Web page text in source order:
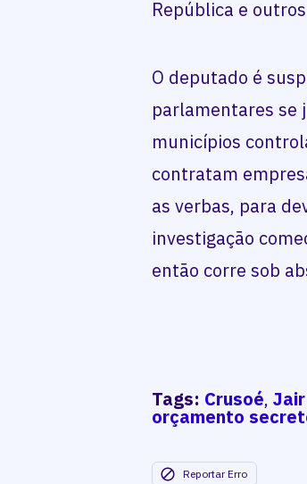
República e
O deputado é
parlamentares se
municípios
contratam
as verbas, para
investigação
então corre sob
Tags: Crusoé,
orçamento
Reportar Erro